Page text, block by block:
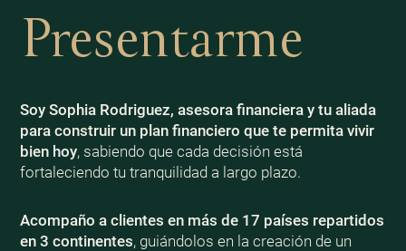
Presentarme
Soy Sophia Rodriguez, asesora financiera y tu aliada
para construir un plan financiero que te permita vivir
bien hoy, sabiendo que cada decisión está
fortaleciendo tu tranquilidad a largo plazo.
Acompaño a clientes en más de 17 países repartidos
en 3 continentes, guiándolos en la creación de un